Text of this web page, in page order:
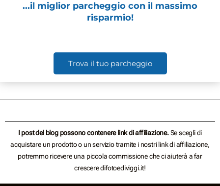
...il miglior parcheggio con il massimo
risparmio!
Trova il tuo parcheggio
I post del blog possono contenere link di affiliazione.Se scegli di
acquistare un prodotto o un servizio tramite i nostri link di affiliazione,
potremmo ricevere una piccola commissione che ci aiuterà a far
crescere difotoediviggi.it!